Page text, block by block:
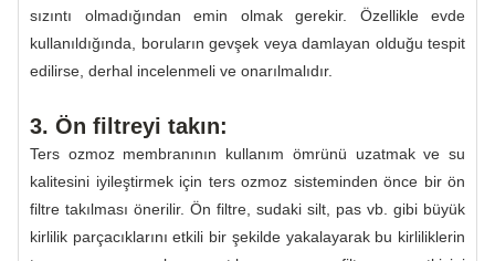
sızıntı olmadığından emin olmak gerekir. Özellikle evde
kullanıldığında, boruların gevşek veya damlayan olduğu tespit
edilirse, derhal incelenmeli ve onarılmalıdır.
3. Ön filtreyi takın:
Ters ozmoz membranının kullanım ömrünü uzatmak ve su
kalitesini iyileştirmek için ters ozmoz sisteminden önce bir ön
filtre takılması önerilir. Ön filtre, sudaki silt, pas vb. gibi büyük
kirlilik parçacıklarını etkili bir şekilde yakalayarak bu kirliliklerin